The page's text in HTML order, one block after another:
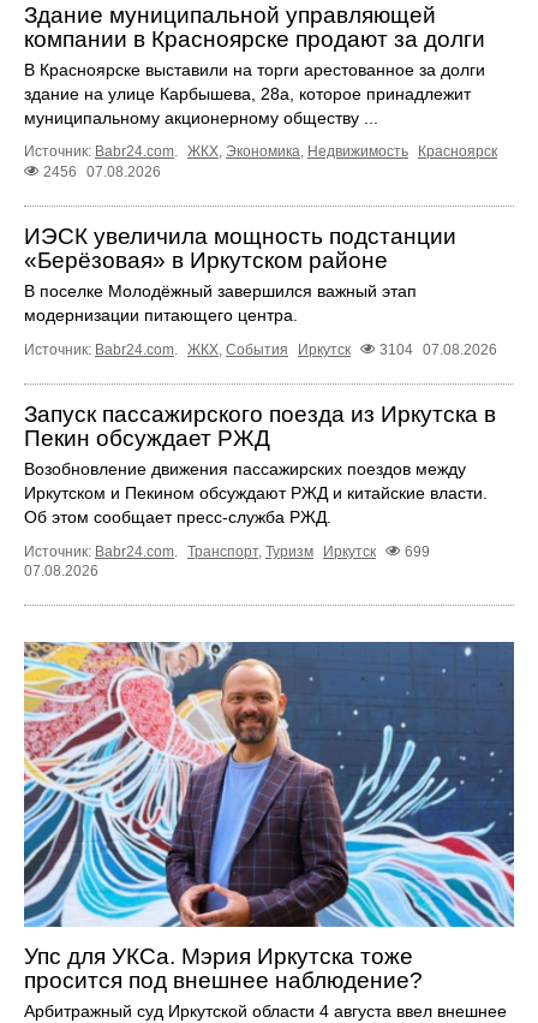
Здание муниципальной управляющей
компании в Красноярске продают за долги
В Красноярске выставили на торги арестованное за долги
здание на улице Карбышева, 28а, которое принадлежит
муниципальному акционерному обществу ...
Источник: Babr24.com ЖКХ Экономика Недвижимость
Красноярск
2456
07.08.2026
ИЭСК увеличила мощность подстанции
«Берёзовая» в Иркутском районе
В поселке Молодёжный завершился важный этап
модернизации питающего центра.
Источник: Babr24.com ЖКХ События Иркутск 3104 07.08.2026
Запуск пассажирского поезда из Иркутска в
Пекин обсуждает РЖД
Возобновление движения пассажирских поездов между
Иркутском и Пекином обсуждают РЖД и китайские власти.
Об этом сообщает пресс‑служба РЖД.
Источник: Babr24.com. Транспорт, Туризм Иркутск
699
07.08.2026
Упс для УКСа. Мэрия Иркутска тоже
просится под внешнее наблюдение?
Арбитражный суд Иркутской области 4 августа ввел внешнее